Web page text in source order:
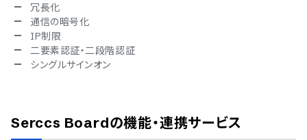
冗長化
通信の暗号化
IP制限
二要素認証・二段階認証
シングルサインオン
Serccs Boardの機能・連携サービス